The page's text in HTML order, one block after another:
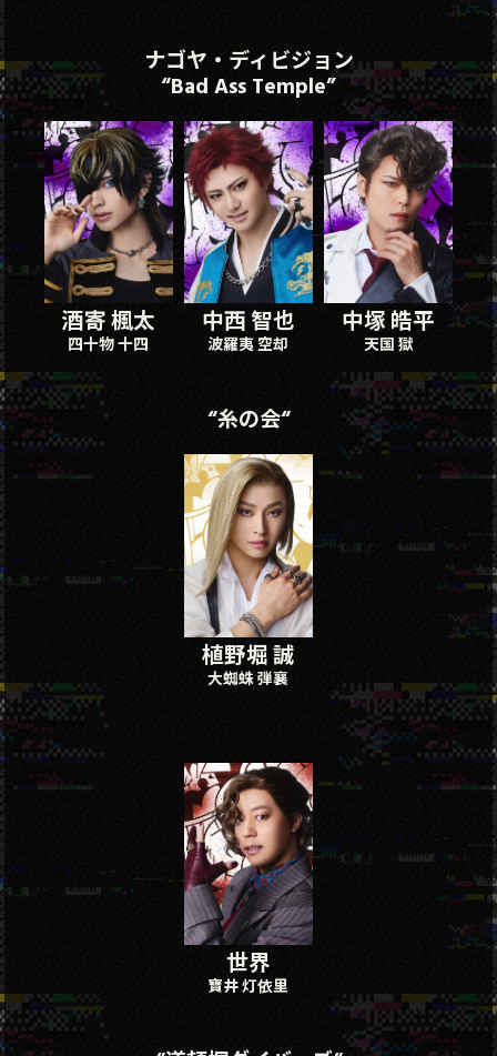
ナゴヤ・ディビジョン
“Bad Ass Temple”
酒寄 楓太
四十物 十四
中西 智也
波羅夷 空却
中塚 皓平
天国 獄
“糸の会“
植野堀 誠
大蜘蛛 弾襄
世界
寶井 灯依⾥